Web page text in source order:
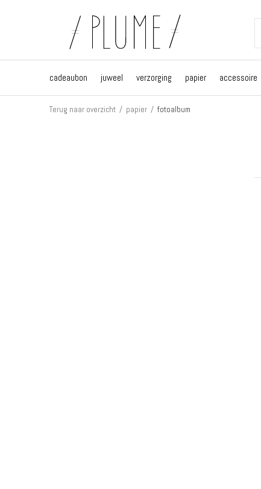
cadeaubon juweel verzorging papier accessoire
Terug naar overzicht papier fotoalbum